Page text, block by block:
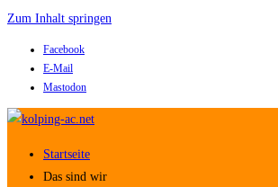
Zum Inhalt springen
Facebook
E-Mail
Mastodon
Startseite
Das sind wir